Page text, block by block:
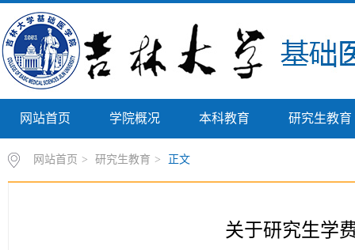
网站首页 学院概况 本科教育 研究生教育
网站首页 > 研究生教育 > 正文
关于研究生学